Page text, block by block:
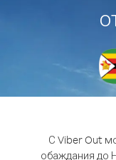
С Viber Out
обаждания до